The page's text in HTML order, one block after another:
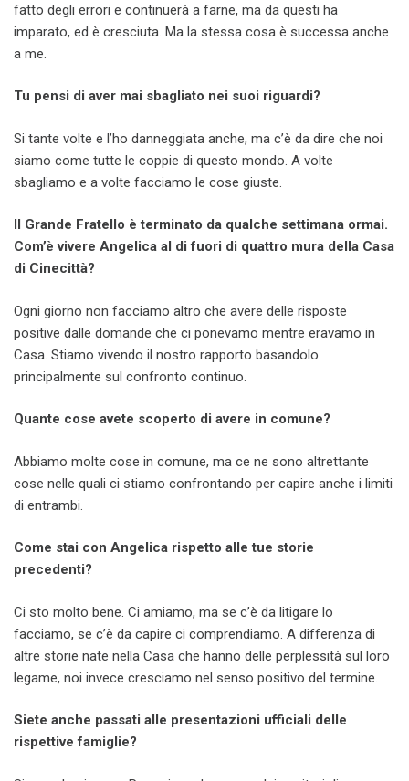
fatto degli errori e continuerà a farne, ma da questi ha
imparato, ed è cresciuta. Ma la stessa cosa è successa anche
a me.
Tu pensi di aver mai sbagliato nei suoi riguardi?
Si tante volte e l’ho danneggiata anche, ma c’è da dire che noi
siamo come tutte le coppie di questo mondo. A volte
sbagliamo e a volte facciamo le cose giuste.
Il Grande Fratello è terminato da qualche settimana ormai.
Com’è vivere Angelica al di fuori di quattro mura della Casa
di Cinecittà?
Ogni giorno non facciamo altro che avere delle risposte
positive dalle domande che ci ponevamo mentre eravamo in
Casa. Stiamo vivendo il nostro rapporto basandolo
principalmente sul confronto continuo.
Quante cose avete scoperto di avere in comune?
Abbiamo molte cose in comune, ma ce ne sono altrettante
cose nelle quali ci stiamo confrontando per capire anche i limiti
di entrambi.
Come stai con Angelica rispetto alle tue storie
precedenti?
Ci sto molto bene. Ci amiamo, ma se c’è da litigare lo
facciamo, se c’è da capire ci comprendiamo. A differenza di
altre storie nate nella Casa che hanno delle perplessità sul loro
legame, noi invece cresciamo nel senso positivo del termine.
Siete anche passati alle presentazioni ufficiali delle
rispettive famiglie?